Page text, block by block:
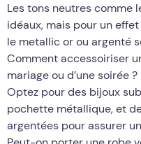
Les tons neutres comme
idéaux, mais pour un
le metallic or ou argenté
Comment accessoiriser
mariage ou d’une soirée ?
Optez pour des bijoux
pochette métallique, et
argentées pour assurer